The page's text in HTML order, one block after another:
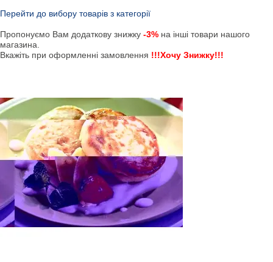
Перейти до вибору товарів з категорії
Пропонуємо Вам додаткову знижку -3% на інші товари нашого
магазина.
Вкажіть при оформленні замовлення !!!Хочу Знижку!!!